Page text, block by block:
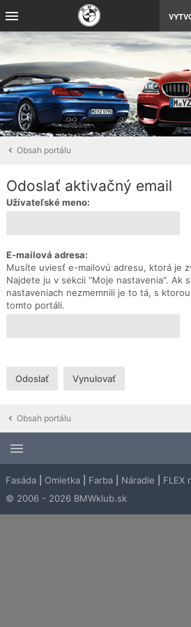
Obsah portálu
Odoslať aktivačný email
Užívateľské meno:
E-mailová adresa:
Musíte uviesť e-mailovú adresu, ktorá je
Najdete ju v sekcii "Moje nastavenia". Ak
nastaveniach nezmemnili je to tá, s
tomto portáli.
Obsah portálu
Fasáda Omietka Farba Náradie FLEX
© 2006 - 2026 BMWklub.sk